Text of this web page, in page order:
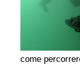
come